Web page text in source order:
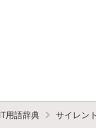
IT用語辞典 サイレン